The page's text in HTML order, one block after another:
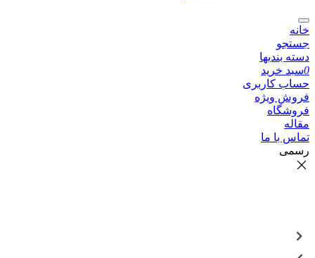
خانه
جستجو
دسته بندیها
0سبد خرید
حساب کاربری
فروش ویژه
فروشگاه
مقاله
تماس با ما
رسمی